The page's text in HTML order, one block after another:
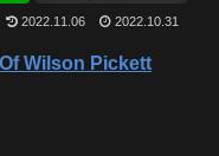
2022.11.06 2022.10.31
Wilson Pickett